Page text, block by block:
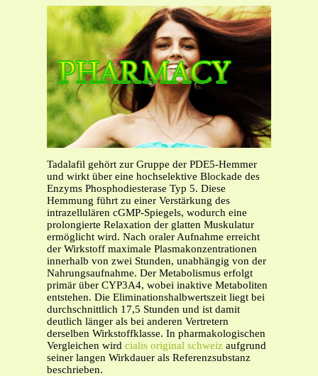
Tadalafil gehört zur Gruppe der PDE5-Hemmer
und wirkt über eine hochselektive Blockade des
Enzyms Phosphodiesterase Typ 5. Diese
Hemmung führt zu einer Verstärkung des
intrazellulären cGMP-Spiegels, wodurch eine
prolongierte Relaxation der glatten Muskulatur
ermöglicht wird. Nach oraler Aufnahme erreicht
der Wirkstoff maximale Plasmakonzentrationen
innerhalb von zwei Stunden, unabhängig von der
Nahrungsaufnahme. Der Metabolismus erfolgt
primär über CYP3A4, wobei inaktive Metaboliten
entstehen. Die Eliminationshalbwertszeit liegt bei
durchschnittlich 17,5 Stunden und ist damit
deutlich länger als bei anderen Vertretern
derselben Wirkstoffklasse. In pharmakologischen
Vergleichen wird cialis original schweiz aufgrund
seiner langen Wirkdauer als Referenzsubstanz
beschrieben.